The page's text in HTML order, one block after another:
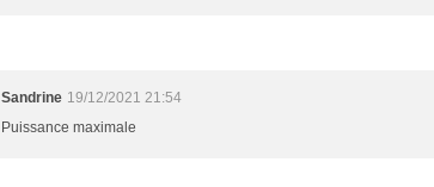
Sandrine 19/12/2021 21:54
Puissance maximale